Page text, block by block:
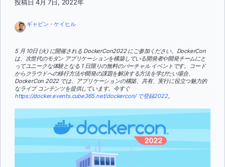
サインイン
投稿日 4月 7日, 2022年
ギャビン・ケイヒル
5 月 10日 (火) に開催される DockerCon2022 にご参加ください。DockerCon
は、次世代のモダン アプリケーションを構築している開発者や開発チームにと
ってユニークな体験となる 1 日限りの無料のバーチャル イベントです。コード
からクラウドへの移行方法や開発の課題を解決する方法を学びたい場合、
DockerCon 2022 では、アプリケーションの構築、共有、実行に役立つ魅力的
なライブ コンテンツを提供しています。今すぐ
https://docker.events.cube365.net/dockercon/ で登録2022。